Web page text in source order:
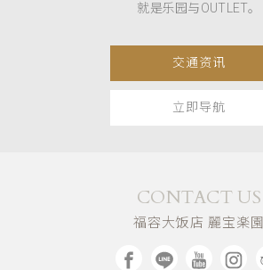
就是乐园与OUTLET。
交通资讯
立即导航
CONTACT US
福容大饭店 麗宝楽園